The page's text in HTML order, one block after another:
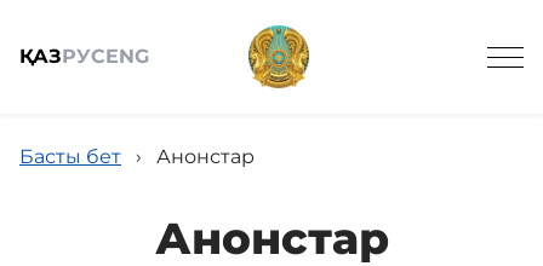
ҚАЗРУСENG
Басты бет › Анонстар
Анонстар